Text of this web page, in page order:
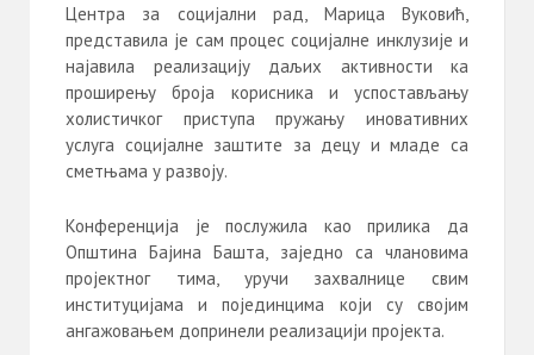
Центра за социјални рад, Марица Вуковић,
представила је сам процес социјалне инклузије и
најавила реализацију даљих активности ка
проширењу броја корисника и успостављању
холистичког приступа пружању иновативних
услуга социјалне заштите за децу и младе са
сметњама у развоју.
Конференција је послужила као прилика да
Општина Бајина Башта, заједно са члановима
пројектног тима, уручи захвалнице свим
институцијама и појединцима који су својим
ангажовањем допринели реализацији пројекта.